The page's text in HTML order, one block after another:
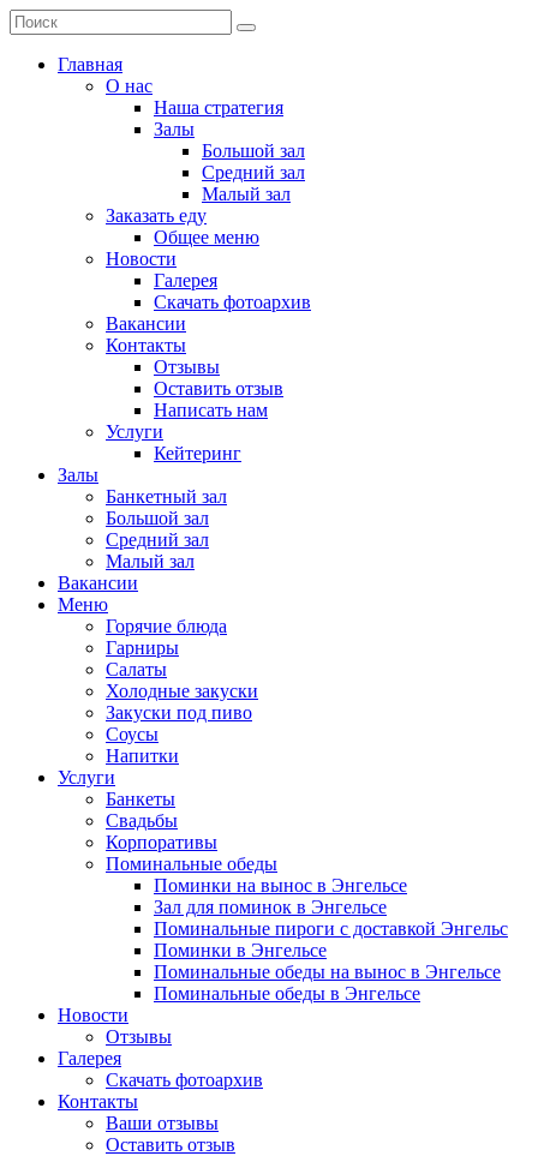
Главная
О нас
Наша стратегия
Залы
Большой зал
Средний зал
Малый зал
Заказать еду
Общее меню
Новости
Галерея
Скачать фотоархив
Вакансии
Контакты
Отзывы
Оставить отзыв
Написать нам
Услуги
Кейтеринг
Залы
Банкетный зал
Большой зал
Средний зал
Малый зал
Вакансии
Меню
Горячие блюда
Гарниры
Салаты
Холодные закуски
Закуски под пиво
Соусы
Напитки
Услуги
Банкеты
Свадьбы
Корпоративы
Поминальные обеды
Поминки на вынос в Энгельсе
Зал для поминок в Энгельсе
Поминальные пироги с доставкой Энгельс
Поминки в Энгельсе
Поминальные обеды на вынос в Энгельсе
Поминальные обеды в Энгельсе
Новости
Отзывы
Галерея
Скачать фотоархив
Контакты
Ваши отзывы
Оставить отзыв